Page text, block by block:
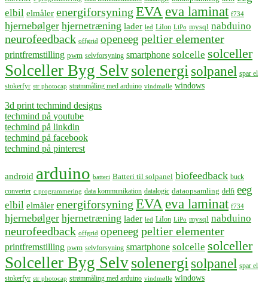
elbil elmåler energiforsyning EVA eva laminat f734
hjernebølger hjernetræning lader led LiIon LiPo mysql nabduino
neurofeedback offgrid openeeg peltier elementer
printfremstilling pwm selvforsyning smartphone solcelle solceller
Solceller Byg Selvsolenergisolpanel spar el
stokerfyr str photocap strømmåling med arduino vindmølle windows
3d print techmind designs
techmind på youtube
techmind på linkdin
techmind på facebook
techmind på pinterest
android arduino batteri Batteri til solpanel biofeedback buck
converter c programmering data kommunikation datalogic dataopsamling delfi eeg
elbil elmåler energiforsyning EVA eva laminat f734
hjernebølger hjernetræning lader led LiIon LiPo mysql nabduino
neurofeedback offgrid openeeg peltier elementer
printfremstilling pwm selvforsyning smartphone solcelle solceller
Solceller Byg Selvsolenergisolpanel spar el
stokerfyr str photocap strømmåling med arduino vindmølle windows